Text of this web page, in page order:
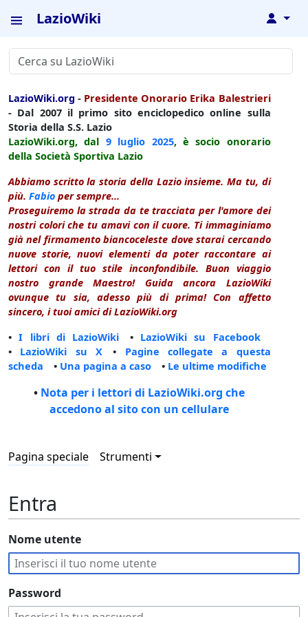
LazioWiki ↓
LazioWiki.org - Presidente Onorario Erika Balestrieri
- Dal 2007 il primo sito enciclopedico online sulla
Storia della S.S. Lazio
LazioWiki.org, dal 9 luglio 2025, è socio onorario
della Società Sportiva Lazio
Abbiamo scritto la storia della Lazio insieme. Ma tu, di
più. Fabio per sempre...
Proseguiremo la strada da te tracciata per l'amore dei
nostri colori che tu amavi con il cuore. Ti immaginiamo
già nel firmamento biancoceleste dove starai cercando
nuove storie, nuovi elementi da poter raccontare ai
lettori con il tuo stile inconfondibile. Buon viaggio
nostro grande Maestro! Guida ancora LazioWiki
ovunque tu sia, adesso più di prima! Con affetto
sincero, i tuoi amici di LazioWiki.org
•I libri di LazioWiki • LazioWiki su Facebook
• LazioWiki su X • Pagine collegate a questa
scheda • Una pagina a caso • Le ultime modifiche
• Nota per i lettori di LazioWiki.org che
accedono al sito con un cellulare
Pagina speciale Strumenti
Entra
Nome utente
Password